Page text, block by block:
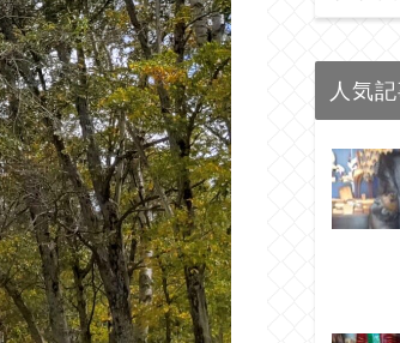
人気